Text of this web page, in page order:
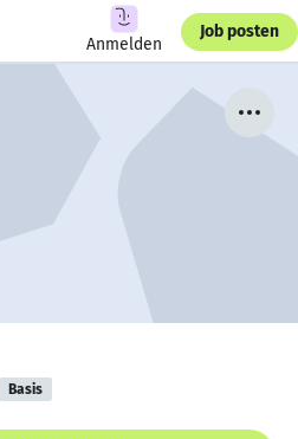
Anmelden
Job posten
Basis